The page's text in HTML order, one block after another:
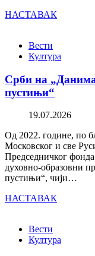
НАСТАВАК
Вести
Култура
Срби на „Данима
пустињи“
19.07.2026
Од 2022. године, по
Московског и све
Председничког фонда
духовно-образовни
пустињи“, чији…
НАСТАВАК
Вести
Култура